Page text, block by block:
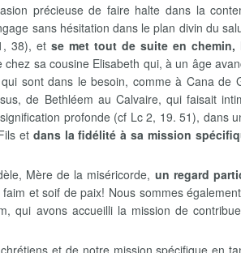
précieuse de faire halte dans la
sans hésitation dans le plan divin du
38), etse met tout de suite en
sa cousine Elisabeth qui, à un âge
sont dans le besoin, comme à Cana de
de Bethléem au Calvaire, qui faisait
profonde (cf Lc 2, 19. 51), dans
et dans la fidélité à sa mission
Mère de la miséricorde, un regard
et soif de paix! Nous sommes
qui avons accueilli la mission de
et de notre mission spécifique en